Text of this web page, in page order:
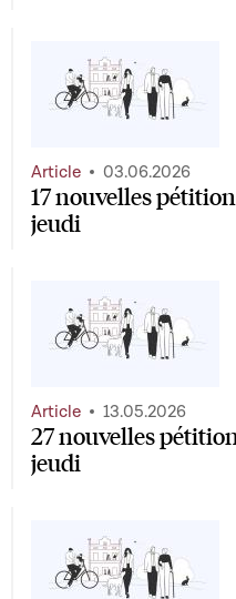
17 nouvelles
jeudi
Article 03.06.2026
27 nouvelles
jeudi
Article 13.05.2026